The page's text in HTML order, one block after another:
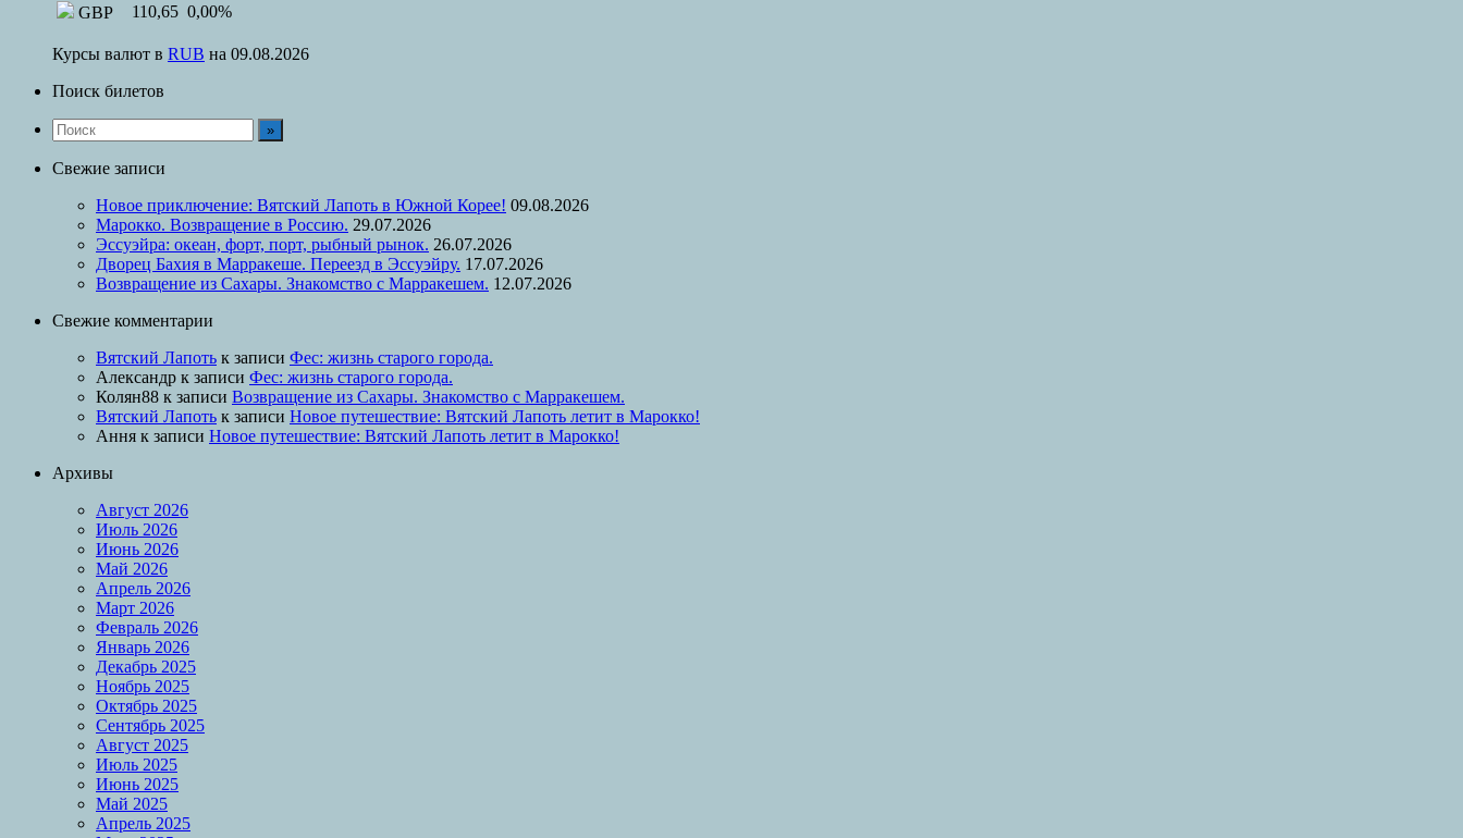
GBP
110,65 0,00%
Курсы валют в RUB на 09.08.2026
Поиск билетов
Свежие записи
Новое приключение: Вятский Лапоть в Южной Корее! 09.08.2026
Марокко. Возвращение в Россию. 29.07.2026
Эссуэйра: океан, форт, порт, рыбный рынок. 26.07.2026
Дворец Бахия в Марракеше. Переезд в Эссуэйру. 17.07.2026
Возвращение из Сахары. Знакомство с Марракешем. 12.07.2026
Свежие комментарии
Вятский Лапоть к записи Фес: жизнь старого города.
Александр к записи Фес: жизнь старого города.
Колян88 к записи Возвращение из Сахары. Знакомство с Марракешем.
Вятский Лапоть к записи Новое путешествие: Вятский Лапоть летит в Марокко!
Ання к записи Новое путешествие: Вятский Лапоть летит в Марокко!
Архивы
Август 2026
Июль 2026
Июнь 2026
Май 2026
Апрель 2026
Март 2026
Февраль 2026
Январь 2026
Декабрь 2025
Ноябрь 2025
Октябрь 2025
Сентябрь 2025
Август 2025
Июль 2025
Июнь 2025
Май 2025
Апрель 2025